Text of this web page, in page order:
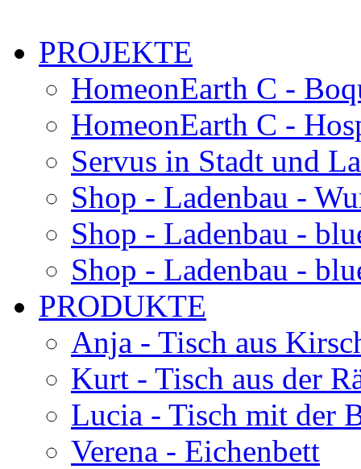
PROJEKTE
HomeonEarth C -
HomeonEarth C -
Servus in Stadt und
Shop - Ladenbau -
Shop - Ladenbau -
Shop - Ladenbau -
PRODUKTE
Anja - Tisch aus
Kurt - Tisch aus der
Lucia - Tisch mit der
Verena - Eichenbett